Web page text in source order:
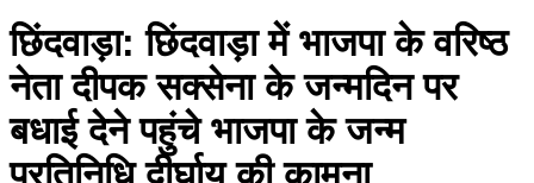
छिंदवाड़ा: छिंदवाड़ा में भाजपा के वरिष्ठ
नेता दीपक सक्सेना के जन्मदिन पर
बधाई देने पहुंचे भाजपा के जन्म